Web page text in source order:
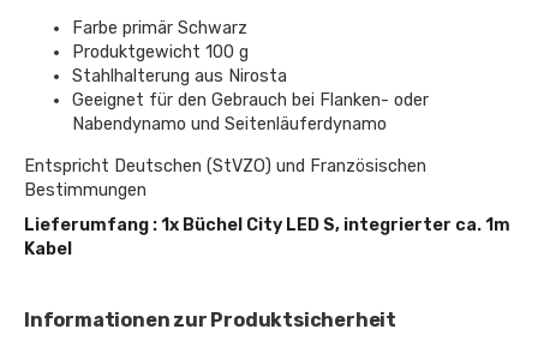
Farbe primär Schwarz
Produktgewicht 100 g
Stahlhalterung aus Nirosta
Geeignet für den Gebrauch bei Flanken- oder
Nabendynamo und Seitenläuferdynamo
Entspricht Deutschen (StVZO) und Französischen
Bestimmungen
Lieferumfang : 1x Büchel City LED S, integrierter ca. 1m
Kabel
Informationen zur Produktsicherheit